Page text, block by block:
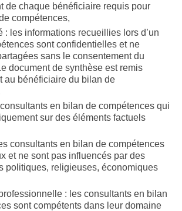
de chaque bénéficiaire requis pour
compétences,
: les informations recueillies lors d’un
sont confidentielles et ne
sans le consentement du
document de synthèse est remis
au bénéficiaire du bilan de
en bilan de compétences qui
sur des éléments factuels
consultants en bilan de compétences
et ne sont pas influencés par des
politiques, religieuses, économiques
: les consultants en bilan
sont compétents dans leur domaine